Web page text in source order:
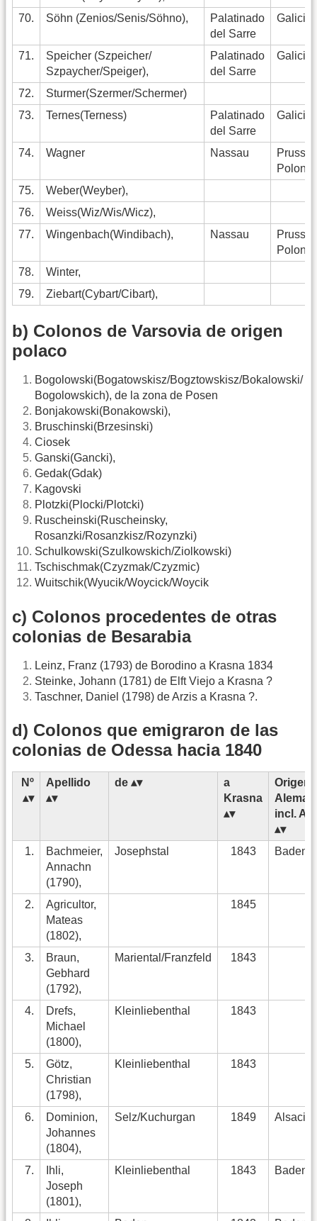
70.
Söhn (Zenios/Senis/Söhno),
Palatinado
del Sarre
Galicia
71.
Speicher (Szpeicher/
Szpaycher/Speiger),
Palatinado
del Sarre
Galicia
72.
Sturmer(Szermer/Schermer)
73.
Ternes(Terness)
Palatinado
del Sarre
Galicia
74. Wagner Nassau
Pruss
Polonia
75.
Weber(Weyber),
76.
Weiss(Wiz/Wis/Wicz),
77.
Wingenbach(Windibach), Nassau
Pruss.
Polonia
78.
Winter,
79.
Ziebart(Cybart/Cibart),
b) Colonos de Varsovia de origen
polaco
Bogolowski(Bogatowskisz/Bogztowskisz/Bokalowski/
Bogolowskich), de la zona de Posen
Bonjakowski(Bonakowski),
Bruschinski(Brzesinski)
Ciosek
Ganski(Gancki),
Gedak(Gdak)
Kagovski
Plotzki(Plocki/Plotcki)
Ruscheinski(Ruscheinsky,
Rosanzki/Rosanzkisz/Rozynzki)
Schulkowski(Szulkowskich/Ziolkowski)
Tschischmak(Czyzmak/Czyzmic)
Wuitschik(Wyucik/Woycick/Woycik
c) Colonos procedentes de otras
colonias de Besarabia
Leinz, Franz (1793) de Borodino a Krasna 1834
Steinke, Johann (1781) de Elft Viejo a Krasna ?
Taschner, Daniel (1798) de Arzis a Krasna ?.
d) Colonos que emigraron de las
colonias de Odessa hacia 1840
Nº Apellido de
a
Krasna
Origen
incl.
1.
Bachmeier,
Annachn
(1790),
Josephstal 1843 Baden
2.
Agricultor,
Mateas
(1802),
1845
3.
Braun,
Gebhard
(1792),
Mariental/Franzfeld 1843
4.
Drefs,
Michael
(1800),
Kleinliebenthal 1843
5.
Götz,
Christian
(1798),
Kleinliebenthal 1843
6.
Dominion,
Johannes
(1804),
Selz/Kuchurgan 1849 Alsacia
7.
Ihli,
Joseph
(1801),
Kleinliebenthal 1843 Baden